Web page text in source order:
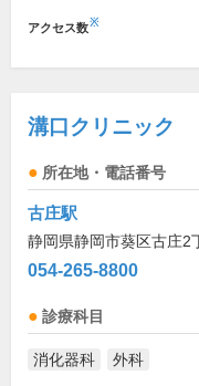
アクセス数※
溝口クリニック
所在地・電話番号
古庄駅
静岡県静岡市葵区古庄2
054-265-8800
診療科目
消化器科 外科